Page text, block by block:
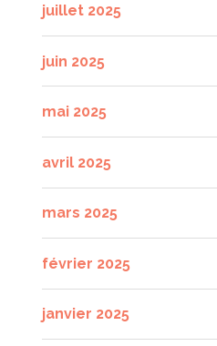
juillet 2025
juin 2025
mai 2025
avril 2025
mars 2025
février 2025
janvier 2025